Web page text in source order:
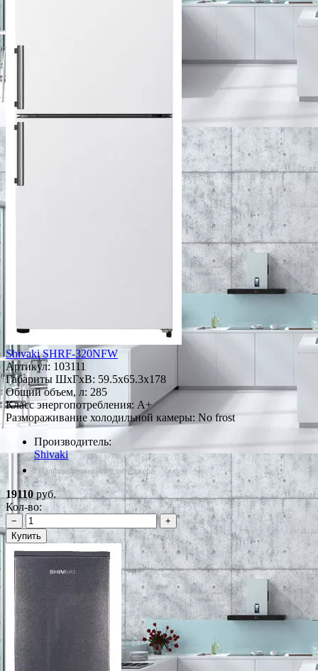
Shivaki SHRF-320NFW
Артикул: 103111
Габариты ШxГxВ: 59.5x65.3x178
Общий объем, л: 285
Класс энергопотребления: A+
Размораживание холодильной камеры: No frost
Производитель:
Shivaki
*Наличие уточняйте у менеджера
19110 руб.
Кол-во:
−
+
Купить